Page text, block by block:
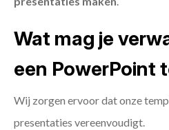
Wat mag je
een PowerPoint
Wij zorgen ervoor dat onze
presentaties vereenvoudigt.